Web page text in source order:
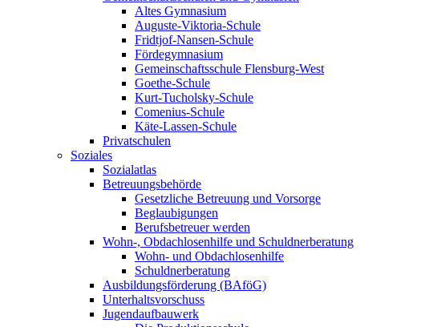
Altes Gymnasium
Auguste-Viktoria-Schule
Fridtjof-Nansen-Schule
Fördegymnasium
Gemeinschaftsschule Flensburg-West
Goethe-Schule
Kurt-Tucholsky-Schule
Comenius-Schule
Käte-Lassen-Schule
Privatschulen
Soziales
Sozialatlas
Betreuungsbehörde
Gesetzliche Betreuung und Vorsorge
Beglaubigungen
Berufsbetreuer werden
Wohn-, Obdachlosenhilfe und Schuldnerberatung
Wohn- und Obdachlosenhilfe
Schuldnerberatung
Ausbildungsförderung (BAföG)
Unterhaltsvorschuss
Jugendaufbauwerk